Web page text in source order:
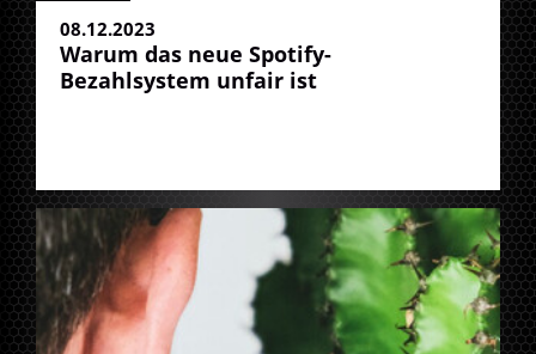
08.12.2023
Warum das neue Spotify-
Bezahlsystem unfair ist